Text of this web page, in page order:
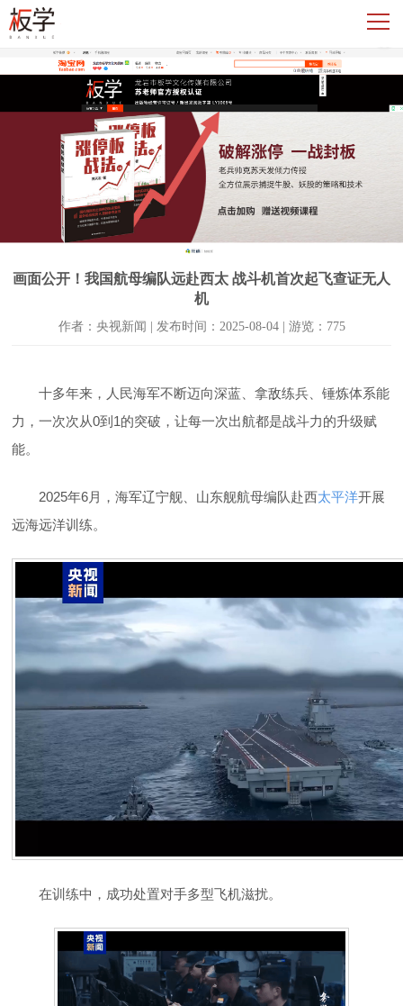
画面公开！我国航母编队远赴西太 战斗机首次起飞查证无人
机
作者：央视新闻 | 发布时间：2025-08-04 | 游览：775
十多年来，人民海军不断迈向深蓝、拿敌练兵、锤炼体系能
力，一次次从0到1的突破，让每一次出航都是战斗力的升级赋
能。
2025年6月，海军辽宁舰、山东舰航母编队赴西太平洋开展
远海远洋训练。
在训练中，成功处置对手多型飞机滋扰。